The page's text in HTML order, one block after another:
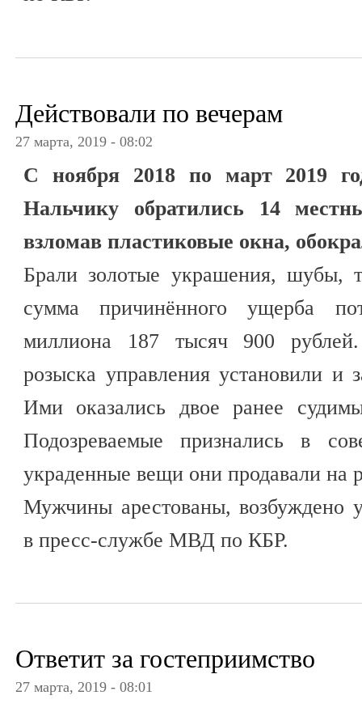
Действовали по вечерам
27 марта, 2019 - 08:02
С ноября 2018 по март 2019
Нальчику обратились 14
взломав пластиковые окна,
Брали золотые украшения, шубы,
сумма причинённого ущерба
миллиона 187 тысяч 900 рублей.
розыска управления установили и
Ими оказались двое ранее
Подозреваемые признались в
украденные вещи они продавали на
Мужчины арестованы, возбуждено
в пресс-службе МВД по КБР.
Ответит за гостеприимство
27 марта, 2019 - 08:01